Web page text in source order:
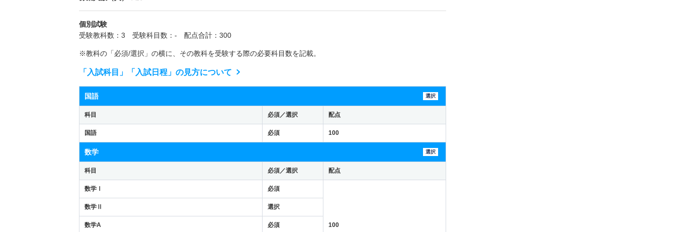
個別試験
受験教科数：3 受験科目数：- 配点合計：300
※教科の「必須/選択」の横に、その教科を受験する際の必要科目数を記載。
「入試科目」「入試日程」の見方について
国語 選択
科目 必須／選択 配点
国語 必須 100
数学 選択
科目 必須／選択 配点
数学Ⅰ 必須
100
数学Ⅱ 選択
数学A 必須